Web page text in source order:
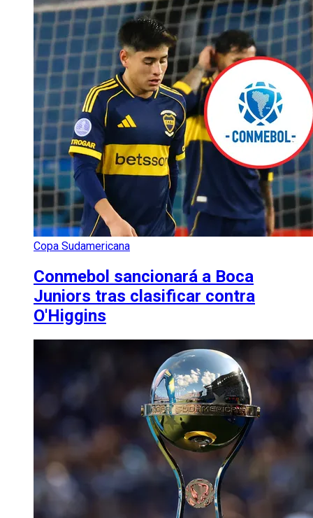
Copa Sudamericana
Conmebol sancionará a Boca
Juniors tras clasificar contra
O'Higgins